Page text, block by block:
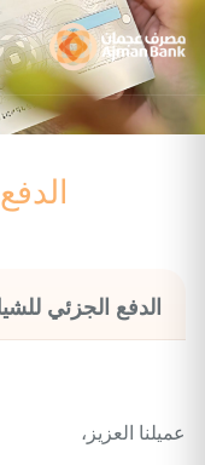
الدفع الجزئي
عميلنا العزيز،